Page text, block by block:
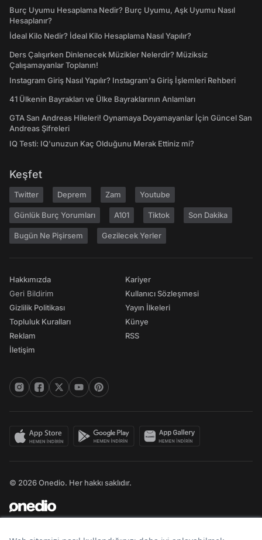
Burç Uyumu Hesaplama Nedir? Burç Uyumu, Aşk Uyumu Nasıl
Hesaplanır?
İdeal Kilo Nedir? İdeal Kilo Hesaplama Nasıl Yapılır?
Ders Çalışırken Dinlenecek Müzikler Nelerdir? Müziksiz
Çalışamayanlar Toplanın!
Instagram Giriş Nasıl Yapılır? Instagram'a Giriş İşlemleri Rehberi
41 Ülkenin Bayrakları ve Ülke Bayraklarının Anlamları
GTA San Andreas Hileleri! Oynamaya Doyamayanlar İçin Güncel San
Andreas Şifreleri
IQ Testi: IQ'unuzun Kaç Olduğunu Merak Ettiniz mi?
Keşfet
Twitter Deprem Zam Youtube
Günlük Burç Yorumları A101 Tiktok Son Dakika
Bugün Ne Pişirsem Gezilecek Yerler
Hakkımızda
Geri Bildirim
Gizlilik Politikası
Topluluk Kuralları
Reklam
İletişim
Kariyer
Kullanıcı Sözleşmesi
Yayın İlkeleri
Künye
RSS
© 2026 Onedio. Her hakkı saklıdır.